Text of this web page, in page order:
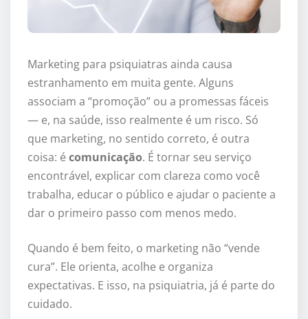
Marketing para psiquiatras ainda causa
estranhamento em muita gente. Alguns
associam a “promoção” ou a promessas fáceis
— e, na saúde, isso realmente é um risco. Só
que marketing, no sentido correto, é outra
coisa: é comunicação. É tornar seu serviço
encontrável, explicar com clareza como você
trabalha, educar o público e ajudar o paciente a
dar o primeiro passo com menos medo.
Quando é bem feito, o marketing não “vende
cura”. Ele orienta, acolhe e organiza
expectativas. E isso, na psiquiatria, já é parte do
cuidado.